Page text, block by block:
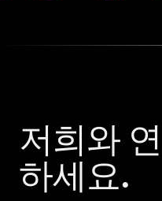
저희와
하세요.